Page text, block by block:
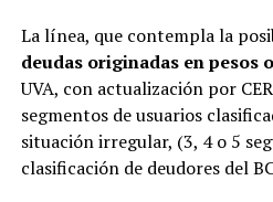
La línea, que contempla la
deudas originadas en pesos
UVA, con actualización por
segmentos de usuarios
situación irregular, (3, 4 o 5
clasificación de deudores del